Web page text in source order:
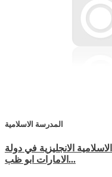
المدرسة الاسلامية
الانجليزية في دولة
الامارات ابو ظب...